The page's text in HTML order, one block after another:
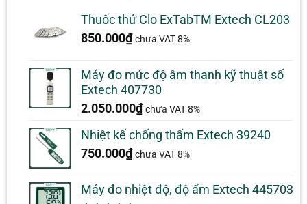
Thuốc thử Clo ExTabTM Extech CL203
850.000₫ chưa VAT 8%
Máy đo mức độ âm thanh kỹ thuật số
Extech 407730
2.050.000₫ chưa VAT 8%
Nhiệt kế chống thấm Extech 39240
750.000₫ chưa VAT 8%
Máy đo nhiệt độ, độ ẩm Extech 445703